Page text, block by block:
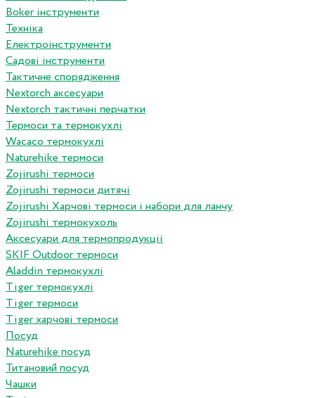
Boker інструменти
Техніка
Електроінструменти
Садові інструменти
Тактичне спорядження
Nextorch аксесуари
Nextorch тактичні перчатки
Термоси та термокухлі
Wacaco термокухлі
Naturehike термоси
Zojirushi термоси
Zojirushi термоси дитячі
Zojirushi Харчові термоси і набори для ланчу
Zojirushi термокухоль
Аксесуари для термопродукціі
SKIF Outdoor термоси
Aladdin термокухлі
Tiger термокухлі
Tiger термоси
Tiger харчові термоси
Посуд
Naturehike посуд
Титановий посуд
Чашки